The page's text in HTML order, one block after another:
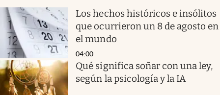
Los hechos históricos e insólitos
que ocurrieron un 8 de agosto en
el mundo
04:00
Qué significa soñar con una ley,
según la psicología y la IA